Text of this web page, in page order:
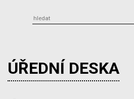
ÚŘEDNÍ DESKA